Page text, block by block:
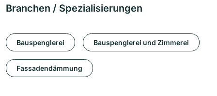
Branchen / Spezialisierungen
Bauspenglerei Bauspenglerei und Zimmerei
Fassadendämmung